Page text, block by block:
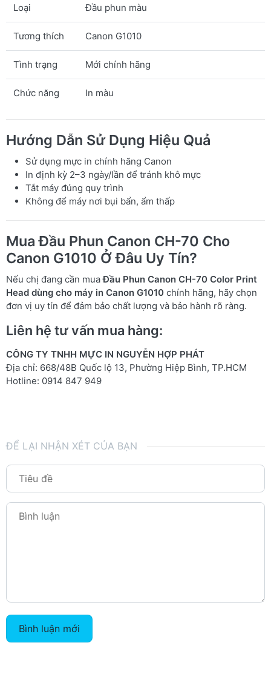
Loại Đầu phun màu
Tương thích Canon G1010
Tình trạng Mới chính hãng
Chức năng In màu
Hướng Dẫn Sử Dụng Hiệu Quả
Sử dụng mực in chính hãng Canon
In định kỳ 2–3 ngày/lần để tránh khô mực
Tắt máy đúng quy trình
Không để máy nơi bụi bẩn, ẩm thấp
Mua Đầu Phun Canon CH-70 Cho
Canon G1010 Ở Đâu Uy Tín?
Nếu chị đang cần muaĐầu Phun Canon CH-70 Color Print
Head dùng cho máy in Canon G1010 chính hãng, hãy chọn
đơn vị uy tín để đảm bảo chất lượng và bảo hành rõ ràng.
Liên hệ tư vấn mua hàng:
CÔNG TY TNHH MỰC IN NGUYỄN HỢP PHÁT
Địa chỉ: 668/48B Quốc lộ 13, Phường Hiệp Bình, TP.HCM
Hotline: 0914 847 949
ĐỂ LẠI NHẬN XÉT CỦA BẠN
Bình luận mới